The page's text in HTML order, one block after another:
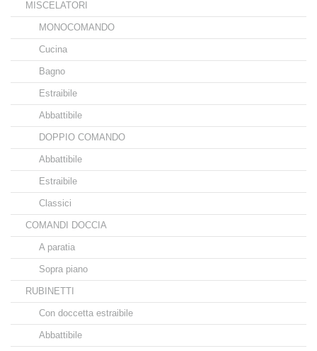
MISCELATORI
MONOCOMANDO
Cucina
Bagno
Estraibile
Abbattibile
DOPPIO COMANDO
Abbattibile
Estraibile
Classici
COMANDI DOCCIA
A paratia
Sopra piano
RUBINETTI
Con doccetta estraibile
Abbattibile